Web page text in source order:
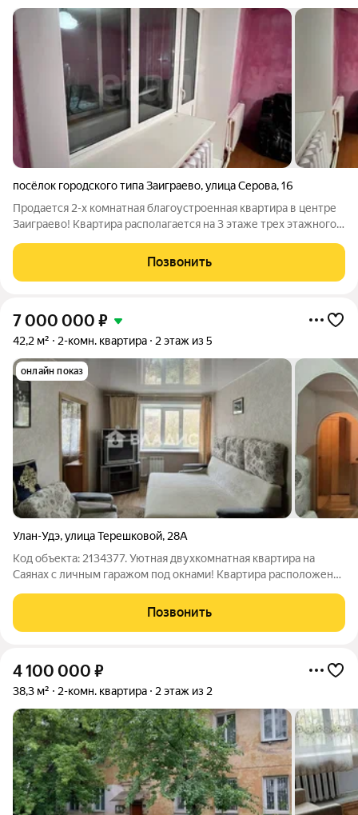
посёлок городского типа Заиграево,улица Серова,16
Продается 2-х комнатная благоустроенная квартира в центре
Заиграево! Квартира располагается на 3 этаже трех этажного
застекленный балкон. Санузел раздельный. Установлен
бойлер для горячей воды!
Позвонить
7 000 000 ₽
42,2 м² 2-комн. квартира 2 этаж из 5
онлайн показ
Улан-Удэ,улица Терешковой, 28А
Код объекта: 2134377. Уютная двухкомнатная квартира на
Саянах с личным гаражом под окнами! Квартира расположена
хороший косметический ремонт. В
Позвонить
4 100 000 ₽
38,3 м² 2-комн. квартира 2 этаж из 2